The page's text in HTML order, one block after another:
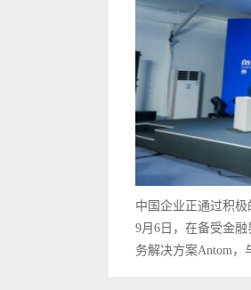
中国企业正通过积
9月6日，在备受金
务解决方案Antom，